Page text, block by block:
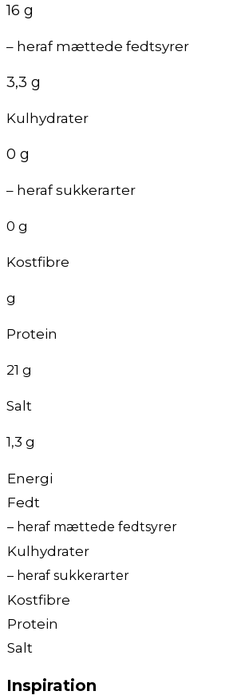
16 g
– heraf mættede fedtsyrer
3,3 g
Kulhydrater
0 g
– heraf sukkerarter
0 g
Kostfibre
g
Protein
21 g
Salt
1,3 g
Energi
Fedt
– heraf mættede fedtsyrer
Kulhydrater
– heraf sukkerarter
Kostfibre
Protein
Salt
Inspiration